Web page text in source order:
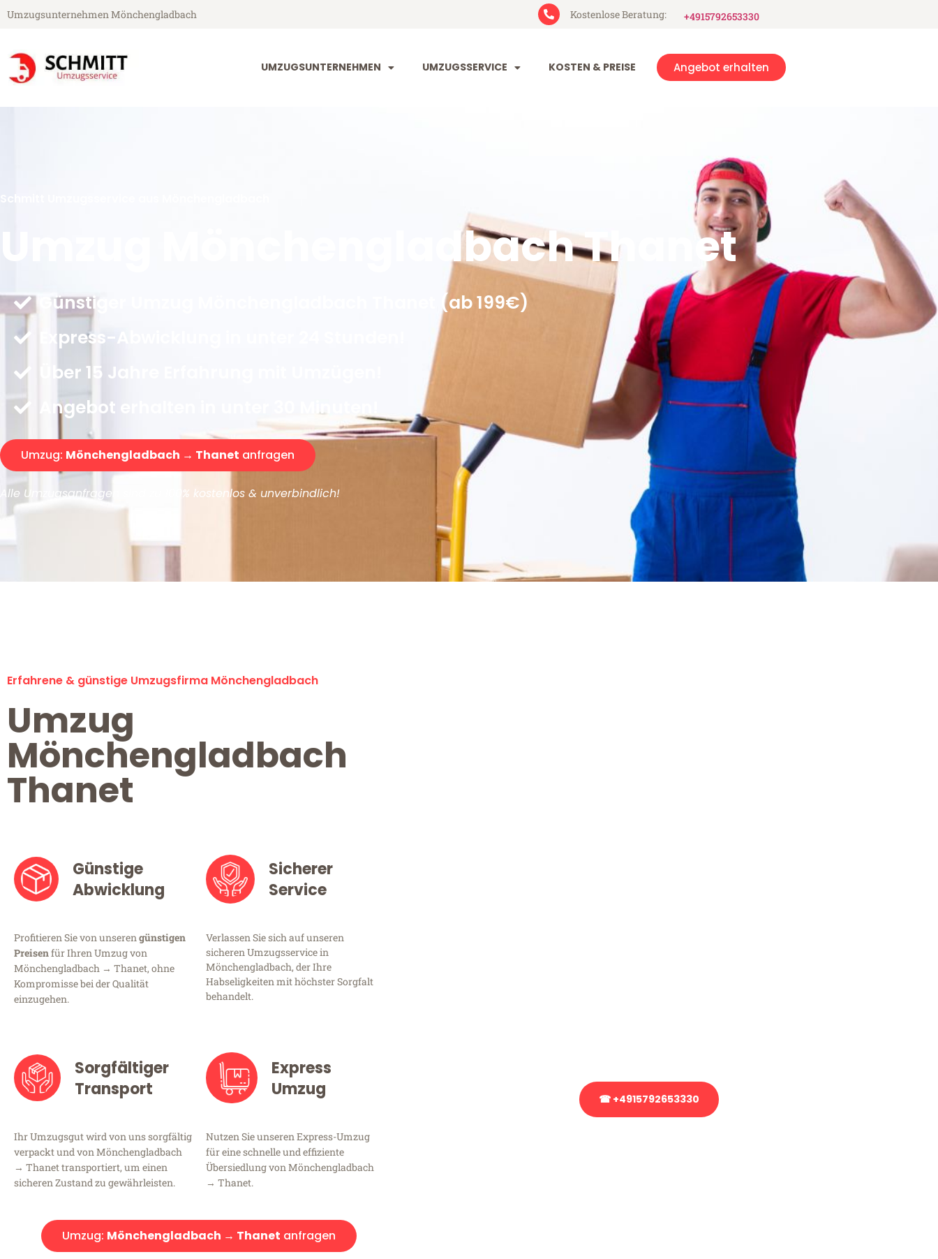
Umzugsunternehmen Mönchengladbach Kostenlose Beratung: +4915792653330
UMZUGSUNTERNEHMEN UMZUGSSERVICE KOSTEN & PREISE Angebot erhalten
Umzug Mönchengladbach Thanet
Günstiger Umzug Mönchengladbach Thanet (ab 199€)
Express-Abwicklung in unter 24 Stunden!
Über 15 Jahre Erfahrung mit Umzügen!
Angebot erhalten in unter 30 Minuten!
Umzug: Mönchengladbach → Thanet anfragen
Alle Umzugsanfragen sind zu 100% kostenlos & unverbindlich!
Erfahrene & günstige Umzugsfirma Mönchengladbach
Umzug
Mönchengladbach
Thanet
Günstige
Abwicklung
Profitieren Sie von unserengünstigen
Preisenfür Ihren Umzug von
Mönchengladbach → Thanet, ohne
Kompromisse bei der Qualität
einzugehen.
Sicherer
Service
Verlassen Sie sich auf unseren
sicheren Umzugsservice in
Mönchengladbach, der Ihre
Habseligkeiten mit höchster Sorgfalt
behandelt.
Sorgfältiger
Transport
Ihr Umzugsgut wird von uns sorgfältig
verpackt und von Mönchengladbach
→ Thanet transportiert, um einen
sicheren Zustand zu gewährleisten.
Express
Umzug
Nutzen Sie unseren Express-Umzug
für eine schnelle und effiziente
Übersiedlung von Mönchengladbach
→ Thanet.
Umzug: Mönchengladbach → Thanet anfragen
☎ +4915792653330